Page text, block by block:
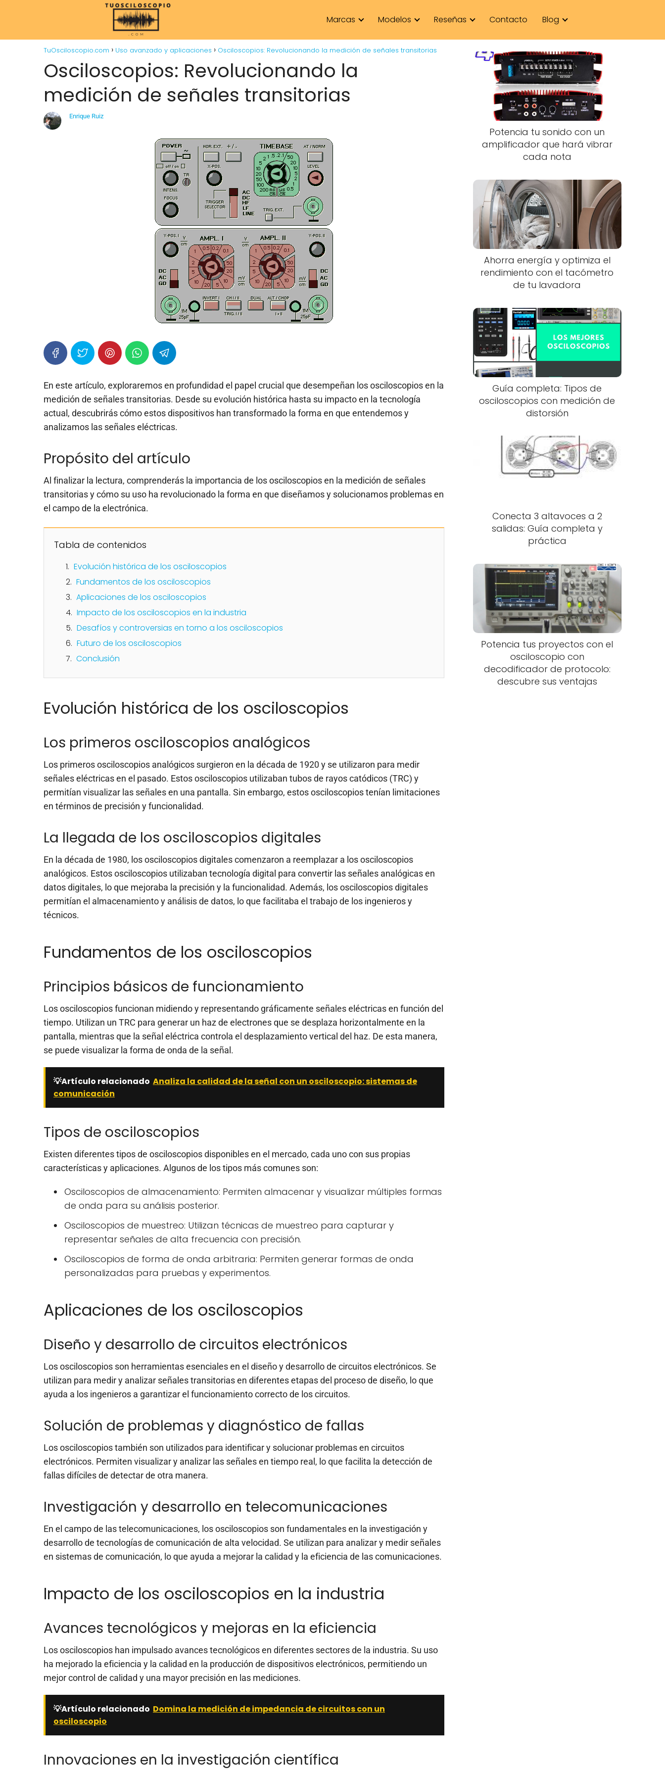
Marcas Modelos Reseñas Contacto Blog
TuOsciloscopio.com Uso avanzado y aplicaciones Osciloscopios: Revolucionando la medición de señales transitorias
Osciloscopios: Revolucionando la
medición de señales transitorias
Enrique Ruiz
En este artículo, exploraremos en profundidad el papel crucial que desempeñan los osciloscopios en la
medición de señales transitorias. Desde su evolución histórica hasta su impacto en la tecnología
actual, descubrirás cómo estos dispositivos han transformado la forma en que entendemos y
analizamos las señales eléctricas.
Propósito del artículo
Al finalizar la lectura, comprenderás la importancia de los osciloscopios en la medición de señales
transitorias y cómo su uso ha revolucionado la forma en que diseñamos y solucionamos problemas en
el campo de la electrónica.
Tabla de contenidos
Evolución histórica de los osciloscopios
Fundamentos de los osciloscopios
Aplicaciones de los osciloscopios
Impacto de los osciloscopios en la industria
Desafíos y controversias en torno a los osciloscopios
Futuro de los osciloscopios
Conclusión
Evolución histórica de los osciloscopios
Los primeros osciloscopios analógicos
Los primeros osciloscopios analógicos surgieron en la década de 1920 y se utilizaron para medir
señales eléctricas en el pasado. Estos osciloscopios utilizaban tubos de rayos catódicos (TRC) y
permitían visualizar las señales en una pantalla. Sin embargo, estos osciloscopios tenían limitaciones
en términos de precisión y funcionalidad.
La llegada de los osciloscopios digitales
En la década de 1980, los osciloscopios digitales comenzaron a reemplazar a los osciloscopios
analógicos. Estos osciloscopios utilizaban tecnología digital para convertir las señales analógicas en
datos digitales, lo que mejoraba la precisión y la funcionalidad. Además, los osciloscopios digitales
permitían el almacenamiento y análisis de datos, lo que facilitaba el trabajo de los ingenieros y
técnicos.
Fundamentos de los osciloscopios
Principios básicos de funcionamiento
Los osciloscopios funcionan midiendo y representando gráficamente señales eléctricas en función del
tiempo. Utilizan un TRC para generar un haz de electrones que se desplaza horizontalmente en la
pantalla, mientras que la señal eléctrica controla el desplazamiento vertical del haz. De esta manera,
se puede visualizar la forma de onda de la señal.
💡Artículo relacionado Analiza la calidad de la señal con un osciloscopio: sistemas de
comunicación
Tipos de osciloscopios
Existen diferentes tipos de osciloscopios disponibles en el mercado, cada uno con sus propias
características y aplicaciones. Algunos de los tipos más comunes son:
Osciloscopios de almacenamiento: Permiten almacenar y visualizar múltiples formas
de onda para su análisis posterior.
Osciloscopios de muestreo: Utilizan técnicas de muestreo para capturar y
representar señales de alta frecuencia con precisión.
Osciloscopios de forma de onda arbitraria: Permiten generar formas de onda
personalizadas para pruebas y experimentos.
Aplicaciones de los osciloscopios
Diseño y desarrollo de circuitos electrónicos
Los osciloscopios son herramientas esenciales en el diseño y desarrollo de circuitos electrónicos. Se
utilizan para medir y analizar señales transitorias en diferentes etapas del proceso de diseño, lo que
ayuda a los ingenieros a garantizar el funcionamiento correcto de los circuitos.
Solución de problemas y diagnóstico de fallas
Los osciloscopios también son utilizados para identificar y solucionar problemas en circuitos
electrónicos. Permiten visualizar y analizar las señales en tiempo real, lo que facilita la detección de
fallas difíciles de detectar de otra manera.
Investigación y desarrollo en telecomunicaciones
En el campo de las telecomunicaciones, los osciloscopios son fundamentales en la investigación y
desarrollo de tecnologías de comunicación de alta velocidad. Se utilizan para analizar y medir señales
en sistemas de comunicación, lo que ayuda a mejorar la calidad y la eficiencia de las comunicaciones.
Impacto de los osciloscopios en la industria
Avances tecnológicos y mejoras en la eficiencia
Los osciloscopios han impulsado avances tecnológicos en diferentes sectores de la industria. Su uso
ha mejorado la eficiencia y la calidad en la producción de dispositivos electrónicos, permitiendo un
mejor control de calidad y una mayor precisión en las mediciones.
💡Artículo relacionado Domina la medición de impedancia de circuitos con un
osciloscopio
Innovaciones en la investigación científica
Potencia tu sonido con un
amplificador que hará vibrar
cada nota
Ahorra energía y optimiza el
rendimiento con el tacómetro
de tu lavadora
Guía completa: Tipos de
osciloscopios con medición de
distorsión
Conecta 3 altavoces a 2
salidas: Guía completa y
práctica
Potencia tus proyectos con el
osciloscopio con
decodificador de protocolo:
descubre sus ventajas